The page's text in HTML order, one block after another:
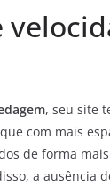
, seu site
com mais
de forma
a ausência